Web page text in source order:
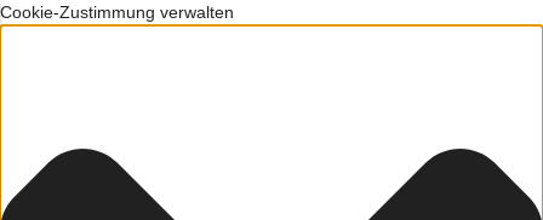
Cookie-Zustimmung verwalten